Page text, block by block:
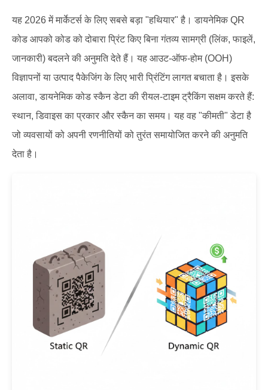
यह 2026 में मार्केटर्स के लिए सबसे बड़ा "हथियार" है। डायनेमिक QR
कोड आपको कोड को दोबारा प्रिंट किए बिना गंतव्य सामग्री (लिंक, फाइलें,
जानकारी) बदलने की अनुमति देते हैं। यह आउट-ऑफ-होम (OOH)
विज्ञापनों या उत्पाद पैकेजिंग के लिए भारी प्रिंटिंग लागत बचाता है। इसके
अलावा, डायनेमिक कोड स्कैन डेटा की रीयल-टाइम ट्रैकिंग सक्षम करते हैं:
स्थान, डिवाइस का प्रकार और स्कैन का समय। यह वह "कीमती" डेटा है
जो व्यवसायों को अपनी रणनीतियों को तुरंत समायोजित करने की अनुमति
देता है।